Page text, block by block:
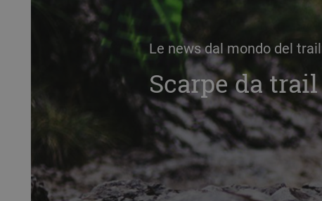
Le news dal mondo del
Scarpe da